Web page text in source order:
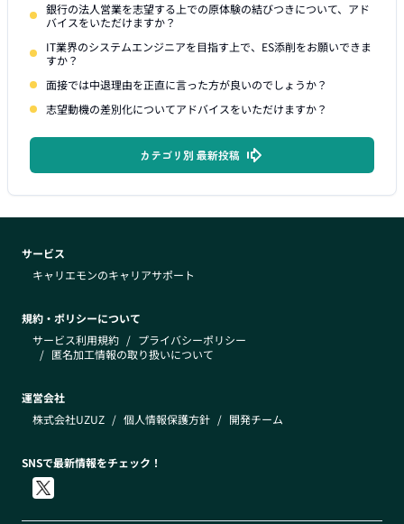
銀行の法人営業を志望する上での原体験の結びつきについて、アド
バイスをいただけますか？
IT業界のシステムエンジニアを目指す上で、ES添削をお願いできま
すか？
面接では中退理由を正直に言った方が良いのでしょうか？
志望動機の差別化についてアドバイスをいただけますか？
カテゴリ別 最新投稿
サービス
キャリエモンのキャリアサポート
規約・ポリシーについて
サービス利用規約 / プライバシーポリシー
/ 匿名加工情報の取り扱いについて
運営会社
株式会社UZUZ / 個人情報保護方針 / 開発チーム
SNSで最新情報をチェック！